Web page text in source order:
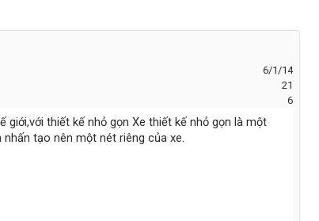
6/1/14
21
6
thiết kế nhỏ gọn Xe thiết kế nhỏ gọn là một
tạo nên một nét riêng của xe.